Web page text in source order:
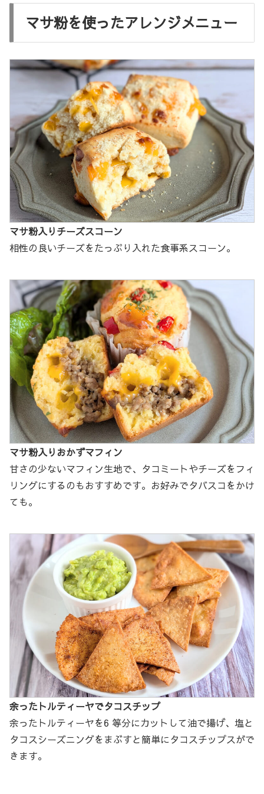
マサ粉を使ったアレンジメニュー
マサ粉入りチーズスコーン
相性の良いチーズをたっぷり入れた食事系スコーン。
マサ粉入りおかずマフィン
甘さの少ないマフィン生地で、タコミートやチーズをフィ
リングにするのもおすすめです。お好みでタバスコをかけ
ても。
余ったトルティーヤでタコスチップ
余ったトルティーヤを6 等分にカットして油で揚げ、塩と
タコスシーズニングをまぶすと簡単にタコスチップスがで
きます。